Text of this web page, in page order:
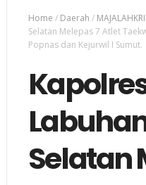
Home / Daerah /
Selatan Melepas 7 Atlet
Popnas dan Kejurwil I Sumut.
Selatan